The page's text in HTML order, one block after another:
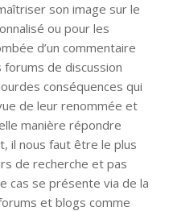
son image sur le
ou pour les
d’un commentaire
de discussion
conséquences qui
de leur renommée et
manière répondre
il nous faut être le plus
de recherche et pas
cas se présente via de la
et blogs comme